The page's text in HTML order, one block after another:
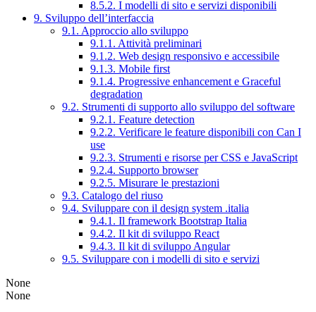
8.5.2. I modelli di sito e servizi disponibili
9. Sviluppo dell’interfaccia
9.1. Approccio allo sviluppo
9.1.1. Attività preliminari
9.1.2. Web design responsivo e accessibile
9.1.3. Mobile first
9.1.4. Progressive enhancement e Graceful
degradation
9.2. Strumenti di supporto allo sviluppo del software
9.2.1. Feature detection
9.2.2. Verificare le feature disponibili con Can I
use
9.2.3. Strumenti e risorse per CSS e JavaScript
9.2.4. Supporto browser
9.2.5. Misurare le prestazioni
9.3. Catalogo del riuso
9.4. Sviluppare con il design system .italia
9.4.1. Il framework Bootstrap Italia
9.4.2. Il kit di sviluppo React
9.4.3. Il kit di sviluppo Angular
9.5. Sviluppare con i modelli di sito e servizi
None
None